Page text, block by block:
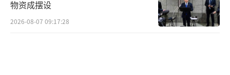
物资成摆设
2026-08-07 09:17:28